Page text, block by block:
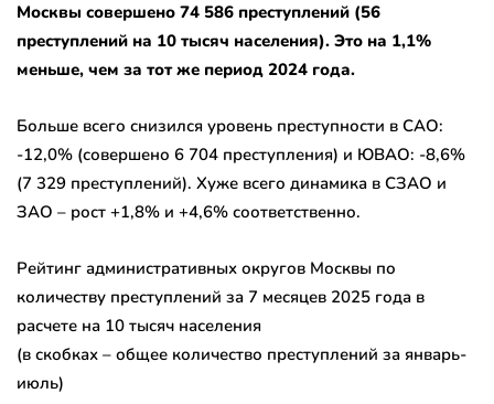
Москвы совершено 74 586 преступлений (56
преступлений на 10 тысяч населения). Это на 1,1%
меньше, чем за тот же период 2024 года.
Больше всего снизился уровень преступности в САО:
-12,0% (совершено 6 704 преступления) и ЮВАО: -8,6%
(7 329 преступлений). Хуже всего динамика в СЗАО и
ЗАО – рост +1,8% и +4,6% соответственно.
Рейтинг административных округов Москвы по
количеству преступлений за 7 месяцев 2025 года в
расчете на 10 тысяч населения
(в скобках – общее количество преступлений за январь-
июль)